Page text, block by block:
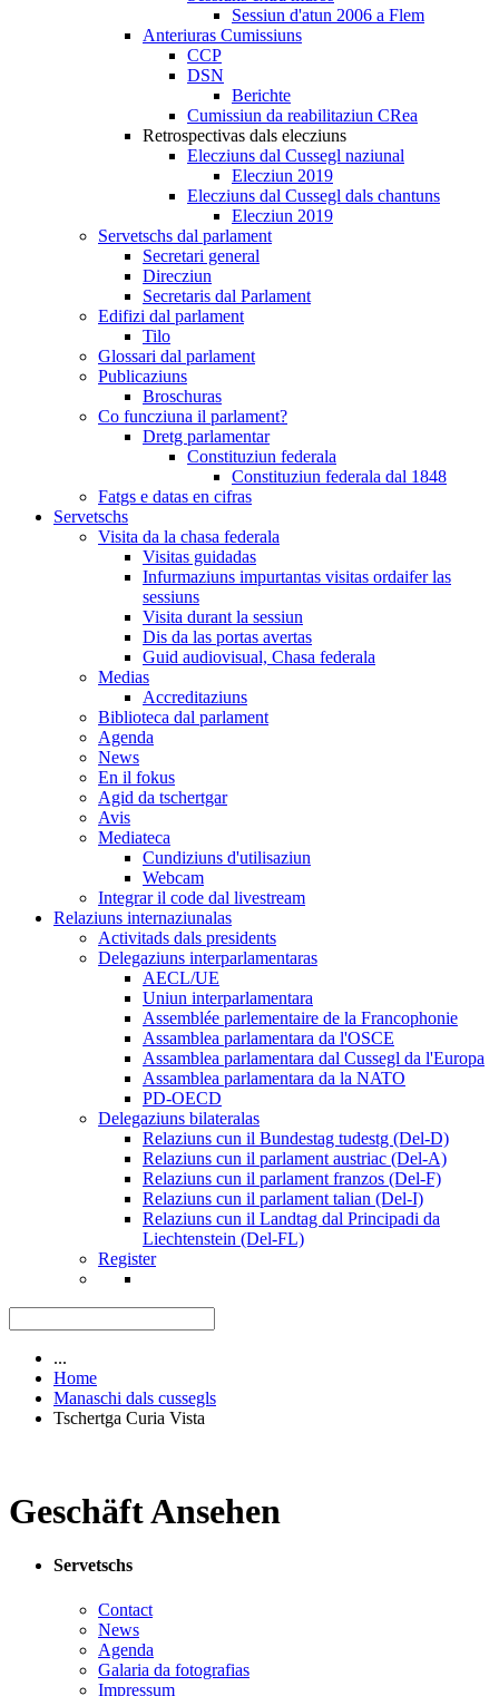
Sessiun d'atun 2006 a Flem
Anteriuras Cumissiuns
CCP
DSN
Berichte
Cumissiun da reabilitaziun CRea
Retrospectivas dals elecziuns
Elecziuns dal Cussegl naziunal
Elecziun 2019
Elecziuns dal Cussegl dals chantuns
Elecziun 2019
Servetschs dal parlament
Secretari general
Direcziun
Secretaris dal Parlament
Edifizi dal parlament
Tilo
Glossari dal parlament
Publicaziuns
Broschuras
Co funcziuna il parlament?
Dretg parlamentar
Constituziun federala
Constituziun federala dal 1848
Fatgs e datas en cifras
Servetschs
Visita da la chasa federala
Visitas guidadas
Infurmaziuns impurtantas visitas ordaifer las
sessiuns
Visita durant la sessiun
Dis da las portas avertas
Guid audiovisual, Chasa federala
Medias
Accreditaziuns
Biblioteca dal parlament
Agenda
News
En il fokus
Agid da tschertgar
Avis
Mediateca
Cundiziuns d'utilisaziun
Webcam
Integrar il code dal livestream
Relaziuns internaziunalas
Activitads dals presidents
Delegaziuns interparlamentaras
AECL/UE
Uniun interparlamentara
Assemblée parlementaire de la Francophonie
Assamblea parlamentara da l'OSCE
Assamblea parlamentara dal Cussegl da l'Europa
Assamblea parlamentara da la NATO
PD-OECD
Delegaziuns bilateralas
Relaziuns cun il Bundestag tudestg (Del-D)
Relaziuns cun il parlament austriac (Del-A)
Relaziuns cun il parlament franzos (Del-F)
Relaziuns cun il parlament talian (Del-I)
Relaziuns cun il Landtag dal Principadi da
Liechtenstein (Del-FL)
Register
...
Home
Manaschi dals cussegls
Tschertga Curia Vista
Geschäft Ansehen
Servetschs
Contact
News
Agenda
Galaria da fotografias
Impressum